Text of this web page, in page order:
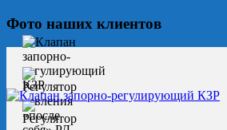
Фото наших клиентов